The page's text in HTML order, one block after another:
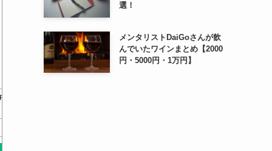
選！
メンタリストDaiGoさんが飲
んでいたワインまとめ【2000
円・5000円・1万円】